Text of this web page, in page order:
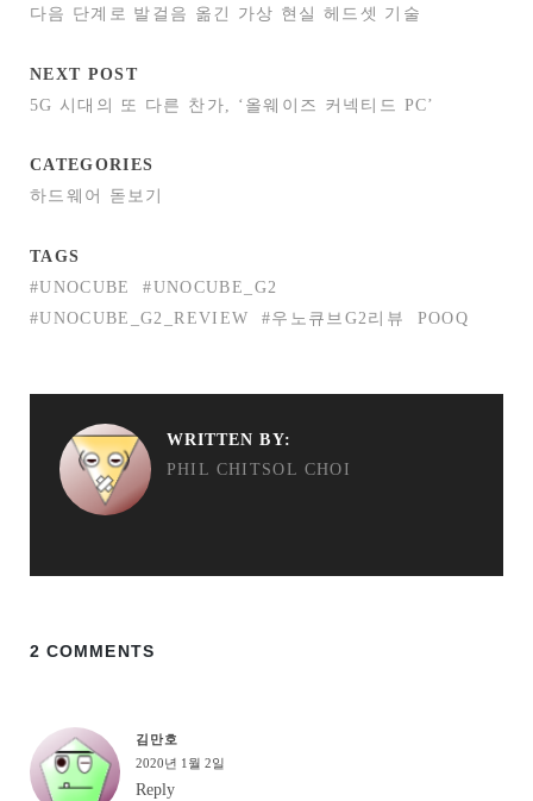
다음 단계로 발걸음 옮긴 가상 현실 헤드셋 기술
NEXT POST
5G 시대의 또 다른 찬가, ‘올웨이즈 커넥티드 PC’
CATEGORIES
하드웨어 돋보기
TAGS
#UNOCUBE
#UNOCUBE_G2
#UNOCUBE_G2_REVIEW
#우노큐브G2리뷰 POOQ
WRITTEN BY:
PHIL CHITSOL CHOI
2 COMMENTS
김만호
2020년 1월 2일
Reply